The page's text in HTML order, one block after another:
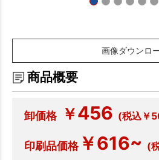
画像ダウンロ
商品概要
卸価格 ￥456 (税込￥
印刷品価格￥616~ (